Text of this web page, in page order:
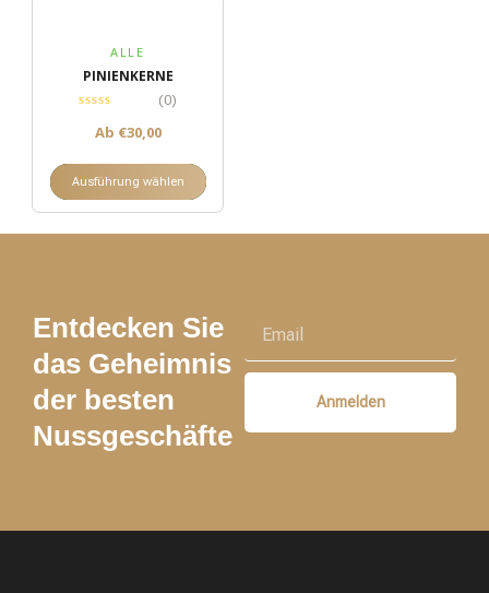
ALLE
PINIENKERNE
(0)
Ab €30,00
Ausführung wählen
Entdecken Sie
das Geheimnis
der besten
Nussgeschäfte
Anmelden